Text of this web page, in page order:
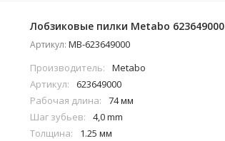
Лобзиковые пилки Metabo 623649000
Артикул: MB-623649000
Производитель:
Metabo
Артикул:
623649000
Рабочая длина:
74 мм
Шаг зубьев:
4,0 mm
Толщина:
1.25 мм